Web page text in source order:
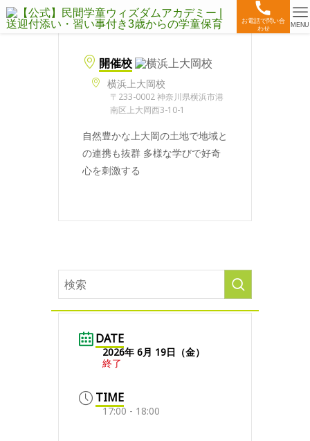
お電話で問い合
わせ
MENU
開催校
横浜上大岡校
〒233-0002 神奈川県横浜市港
南区上大岡西3-10-1
自然豊かな上大岡の土地で地域と
の連携も抜群 多様な学びで好奇
心を刺激する
DATE
2026年 6月 19日（金）
終了
TIME
17:00 - 18:00